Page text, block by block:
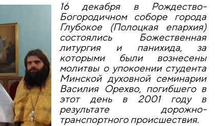
16 декабря в Рождество-
Богородичном соборе города
Глубокое (Полоцкая епархия)
состоялись Божественная
литургия и панихида, за
которыми были вознесены
молитвы о упокоении студента
Минской духовной семинарии
Василия Орехво, погибшего в
этот день в 2001 году в
результате дорожно-
транспортного происшествия.